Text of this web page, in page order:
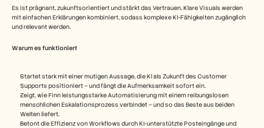
Es ist prägnant, zukunftsorientiert und stärkt das Vertrauen. Klare Visuals werden
mit einfachen Erklärungen kombiniert, sodass komplexe KI-Fähigkeiten zugänglich
und relevant werden.
Warum es funktioniert
Startet stark mit einer mutigen Aussage, die KI als Zukunft des Customer
Supports positioniert – und fängt die Aufmerksamkeit sofort ein.
Zeigt, wie Finn leistungsstarke Automatisierung mit einem reibungslosen
menschlichen Eskalationsprozess verbindet – und so das Beste aus beiden
Welten liefert.
Betont die Effizienz von Workflows durch KI-unterstützte Posteingänge und